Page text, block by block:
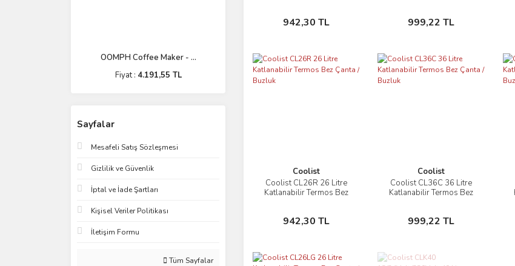
OOMPH Coffee Maker - ...
Fiyat : 4.191,55 TL
Sayfalar
Mesafeli Satış Sözleşmesi
Gizlilik ve Güvenlik
İptal ve İade Şartları
Kişisel Veriler Politikası
İletişim Formu
Tüm Sayfalar
942,30 TL
Sepete Ekle 999,22 TL
Sepete Ekle
Coolist
Coolist CL26R 26 Litre
Katlanabilir Termos Bez
942,30 TL
İncele
Sepete Ekle
Coolist
Coolist CL36C 36 Litre
Katlanabilir Termos Bez
999,22 TL
İncele
Sepete Ekle